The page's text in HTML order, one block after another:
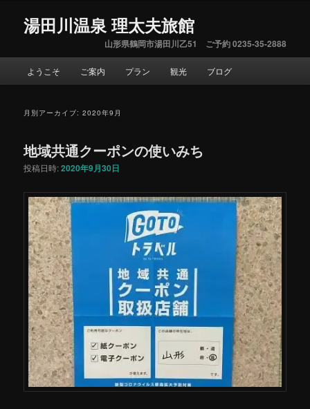
湯田川温泉 理太夫旅館
山形県鶴岡市湯田川乙51 ご予約 0235-35-2888
サ
ン
テ
ン
ツ
へ
移
動
ようこそ ご案内 プラン 観光 ブログ
月別アーカイブ:2020年9月
地域共通クーポンの使いみち
投稿日時:2020年9月30日